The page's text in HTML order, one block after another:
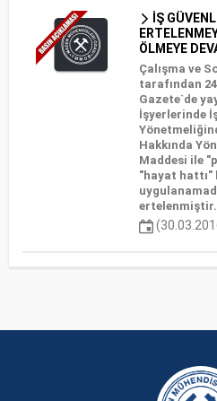
İŞ
ÖLMEYE
Çalışma ve
tarafından
Gazete`de
İşyerlerinde
Hakkında
Maddesi ile
"hayat hattı"
ertelenmiştir.